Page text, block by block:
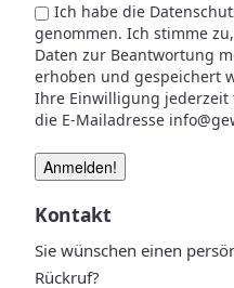
Ich habe die
genommen. Ich stimme
Daten zur Beantwortung
erhoben und gespeichert
Ihre Einwilligung jederzeit
die E-Mailadresse
Kontakt
Sie wünschen einen
Rückruf?